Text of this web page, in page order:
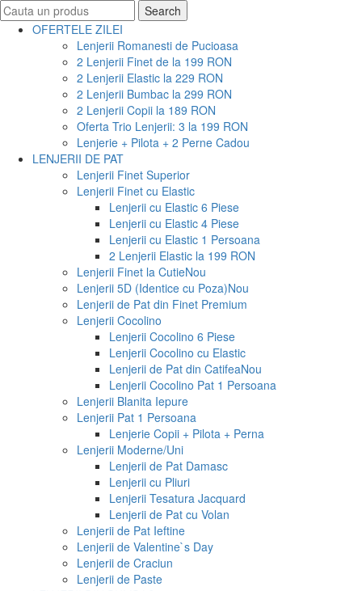
Search
for:
Search
OFERTELE ZILEI
Lenjerii Romanesti de Pucioasa
2 Lenjerii Finet de la 199 RON
2 Lenjerii Elastic la 229 RON
2 Lenjerii Bumbac la 299 RON
2 Lenjerii Copii la 189 RON
Oferta Trio Lenjerii: 3 la 199 RON
Lenjerie + Pilota + 2 Perne Cadou
LENJERII DE PAT
Lenjerii Finet Superior
Lenjerii Finet cu Elastic
Lenjerii cu Elastic 6 Piese
Lenjerii cu Elastic 4 Piese
Lenjerii cu Elastic 1 Persoana
2 Lenjerii Elastic la 199 RON
Lenjerii Finet la CutieNou
Lenjerii 5D (Identice cu Poza)Nou
Lenjerii de Pat din Finet Premium
Lenjerii Cocolino
Lenjerii Cocolino 6 Piese
Lenjerii Cocolino cu Elastic
Lenjerii de Pat din CatifeaNou
Lenjerii Cocolino Pat 1 Persoana
Lenjerii Blanita Iepure
Lenjerii Pat 1 Persoana
Lenjerie Copii + Pilota + Perna
Lenjerii Moderne/Uni
Lenjerii de Pat Damasc
Lenjerii cu Pliuri
Lenjerii Tesatura Jacquard
Lenjerii de Pat cu Volan
Lenjerii de Pat Ieftine
Lenjerii de Valentine`s Day
Lenjerii de Craciun
Lenjerii de Paste